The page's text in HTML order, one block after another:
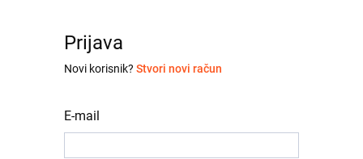
Prijava
Novi korisnik? Stvori novi račun
E-mail